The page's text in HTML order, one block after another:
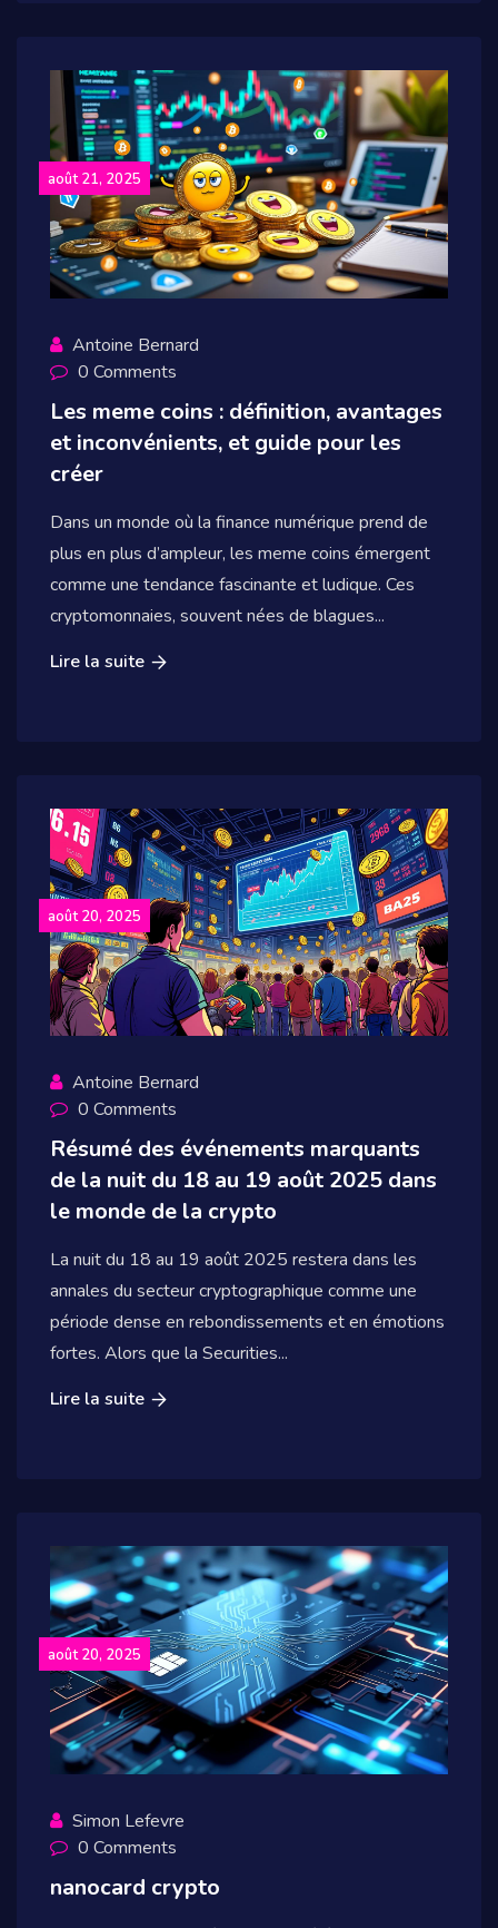
août 21, 2025
Antoine Bernard
0 Comments
Les meme coins : définition, avantages
et inconvénients, et guide pour les
créer
Dans un monde où la finance numérique prend de
plus en plus d’ampleur, les meme coins émergent
comme une tendance fascinante et ludique. Ces
cryptomonnaies, souvent nées de blagues...
Lire la suite
août 20, 2025
Antoine Bernard
0 Comments
Résumé des événements marquants
de la nuit du 18 au 19 août 2025 dans
le monde de la crypto
La nuit du 18 au 19 août 2025 restera dans les
annales du secteur cryptographique comme une
période dense en rebondissements et en émotions
fortes. Alors que la Securities...
Lire la suite
août 20, 2025
Simon Lefevre
0 Comments
nanocard crypto